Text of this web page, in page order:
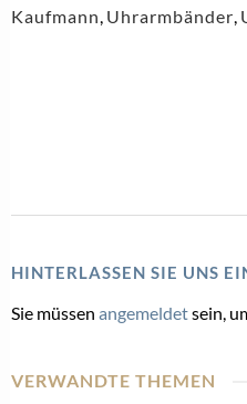
Kaufmann, Uhrarmbänder,
HINTERLASSEN SIE UNS
Sie müssen angemeldetsein,
VERWANDTE THEMEN